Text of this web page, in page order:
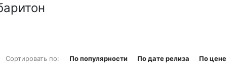
Сортировать по: По популярности По дате релиза По цене